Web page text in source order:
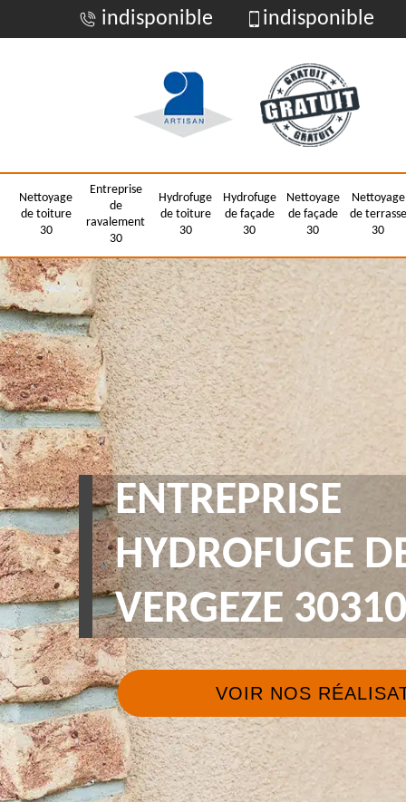
indisponible indisponible
Nettoyage
de toiture
30
Entreprise
de
ravalement
30
Hydrofuge
de toiture
30
Hydrofuge
de façade
30
Nettoyage
de façade
30
Nettoyage
de terrasse
30
ENTREPRISE
HYDROFUGE
VERGEZE 30310
VOIR NOS